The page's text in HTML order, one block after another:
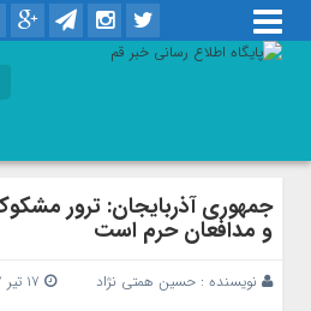
جمهوری آذربایجان: ترور
و مدافعان حرم است
نویسنده : حسین همتی نژاد